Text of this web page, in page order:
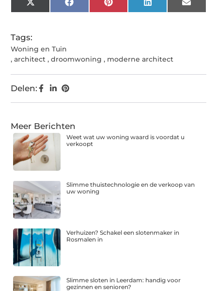
X
(Twitter)
FacebookPinterestLinkedIn Email
Tags:
Woning en Tuin
,architect ,droomwoning , moderne architect
Delen:
Meer Berichten
Weet wat uw woning waard is voordat u
verkoopt
Slimme thuistechnologie en de verkoop van
uw woning
Verhuizen? Schakel een slotenmaker in
Rosmalen in
Slimme sloten in Leerdam: handig voor
gezinnen en senioren?